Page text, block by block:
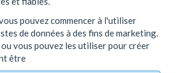
pouvez commencer à l'utiliser
de données à des fins de marketing.
vous pouvez les utiliser pour créer
être